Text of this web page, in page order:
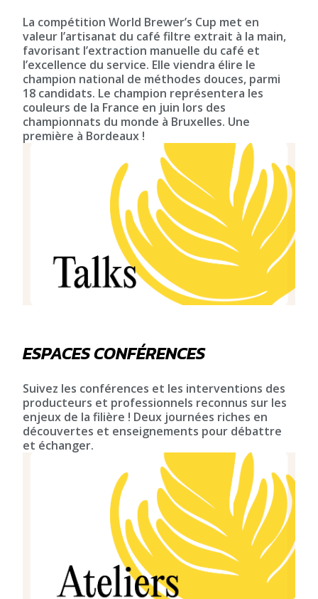
La compétition World Brewer’s Cup met en
valeur l’artisanat du café filtre extrait à la main,
favorisant l’extraction manuelle du café et
l’excellence du service. Elle viendra élire le
champion national de méthodes douces, parmi
18 candidats. Le champion représentera les
couleurs de la France en juin lors des
championnats du monde à Bruxelles. Une
première à Bordeaux !
ESPACES CONFÉRENCES
Suivez les conférences et les interventions des
producteurs et professionnels reconnus sur les
enjeux de la filière ! Deux journées riches en
découvertes et enseignements pour débattre
et échanger.